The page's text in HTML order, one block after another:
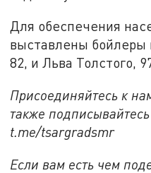
Для обеспечения
выставлены бойлеры
82, и Льва Толстого,
Присоединяйтесь к
также
t.me/tsargradsmr
Если вам есть чем